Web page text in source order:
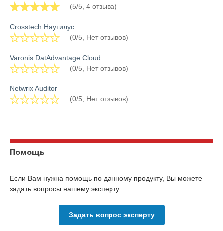
(5/5, 4 отзыва)
Crosstech Наутилус
(0/5, Нет отзывов)
Varonis DatAdvantage Cloud
(0/5, Нет отзывов)
Netwrix Auditor
(0/5, Нет отзывов)
Помощь
Если Вам нужна помощь по данному продукту, Вы можете
задать вопросы нашему эксперту
Задать вопрос эксперту